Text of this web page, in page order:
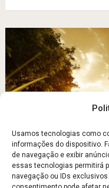
Usamos tecnologias como
informações do dispositivo.
de navegação e exibir
essas tecnologias permitirá
navegação ou IDs
Cuidar dos pés
Dezembro 2, 2014